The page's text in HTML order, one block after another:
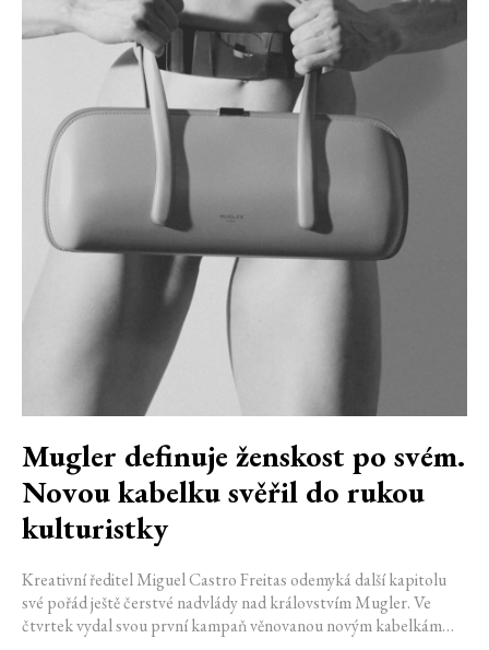
Mugler definuje ženskost po svém.
Novou kabelku svěřil do rukou
kulturistky
Kreativní ředitel Miguel Castro Freitas odemyká další kapitolu
své pořád ještě čerstvé nadvlády nad královstvím Mugler. Ve
čtvrtek vydal svou první kampaň věnovanou novým kabelkám